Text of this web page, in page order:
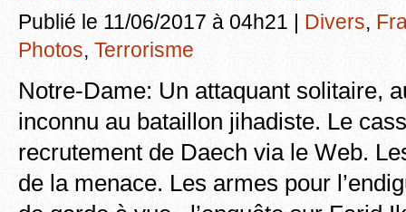
Publié le 11/06/2017 à 04h21 | Divers,
Photos, Terrorisme
Notre-Dame: Un attaquant solitaire,
inconnu au bataillon jihadiste. Le
recrutement de Daech via le Web.
de la menace. Les armes pour